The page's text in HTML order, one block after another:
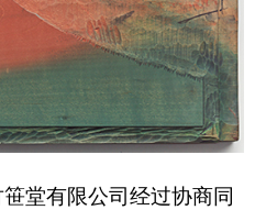
堂有限公司经过协商同